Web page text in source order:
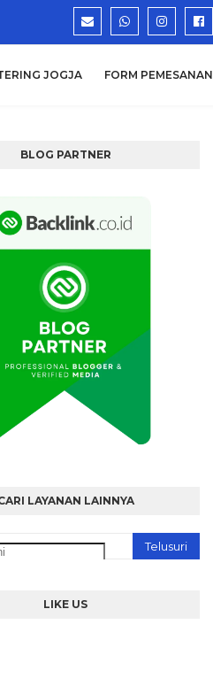
JOGJA FORM PEMESANAN
BLOG PARTNER
LAYANAN LAINNYA
LIKE US